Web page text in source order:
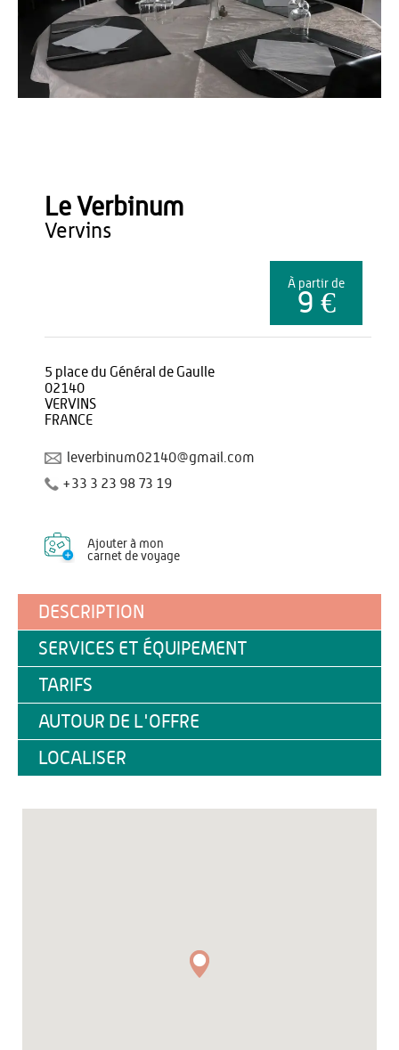
Office de Tourisme du Pays de Thiérache
Le Verbinum
vervins
À partir de
9 €
5 place du Général de Gaulle
02140
VERVINS
FRANCE
leverbinum02140@gmail.com
+33 3 23 98 73 19
Ajouter à mon
carnet de voyage
DESCRIPTION
SERVICES ET ÉQUIPEMENT
TARIFS
AUTOUR DE L'OFFRE
LOCALISER